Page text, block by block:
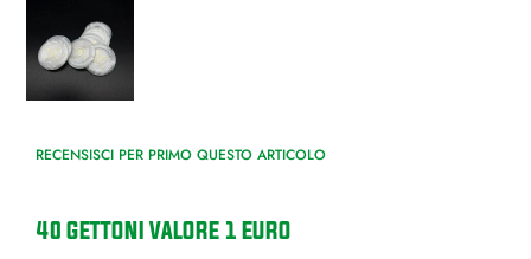
RECENSISCI PER PRIMO QUESTO ARTICOLO
40 GETTONI VALORE 1 EURO